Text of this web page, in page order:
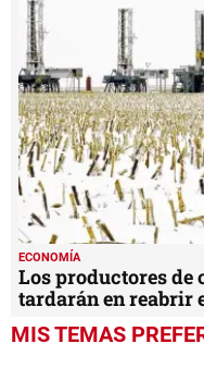
ECONOMÍA
Los productores de
tardarán en reabrir
MIS TEMAS